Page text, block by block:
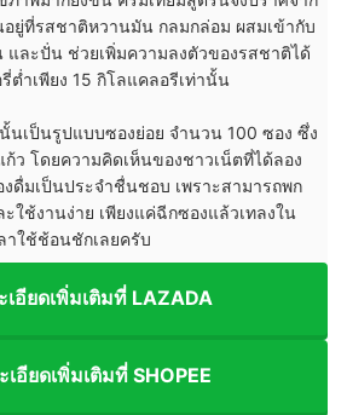
อยู่ที่รสชาติหวานมัน กลมกล่อม ผสมเข้ากับ
และปั่น ช่วยเพิ่มความลงตัวของรสชาติได้
ต่ำเพียง 15 กิโลแคลอรีเท่านั้น
เป็นรูปแบบซองย่อย จำนวน 100 ซอง ซึ่ง
ก้ว โดยความคิดเห็นของชาวเน็ตที่ได้ลอง
ดื่มเป็นประจำชื่นชอบ เพราะสามารถพก
ใช้งานง่าย เพียงแค่ฉีกซองแล้วเทลงใน
าใช้ช้อนชักเลยครับ
เอียดเพิ่มเติมที่ LAZADA
เอียดเพิ่มเติมที่ SHOPEE